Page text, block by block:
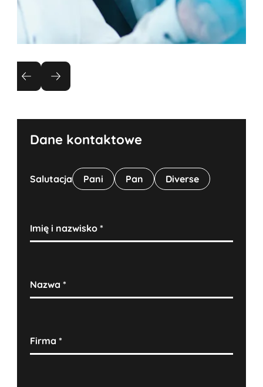
Porady techniczne
współpracuje z wyznaczonym kierownikiem
Dane kontaktowe
Salutacja Pani Pan Diverse
Imię i nazwisko*
Nazwa*
Firma*